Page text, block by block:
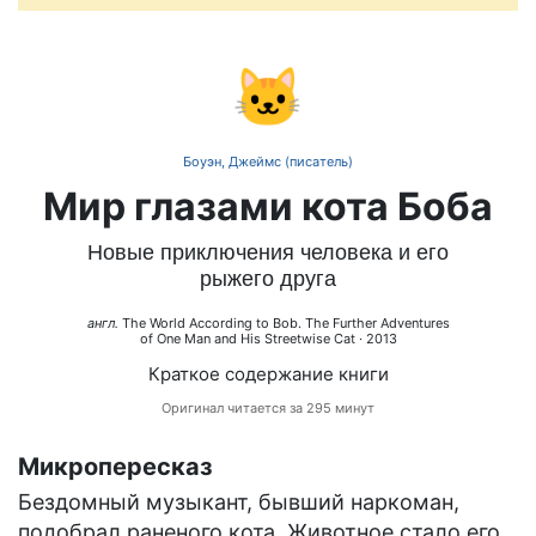
🐱
Боуэн, Джеймс (писатель)
Мир глазами кота Боба
Новые приключения человека и его
рыжего друга
англ. The World According to Bob. The Further Adventures
of One Man and His Streetwise Cat· 2013
Краткое содержание книги
Оригинал читается за 295 минут
Микропересказ
Бездомный музыкант, бывший наркоман,